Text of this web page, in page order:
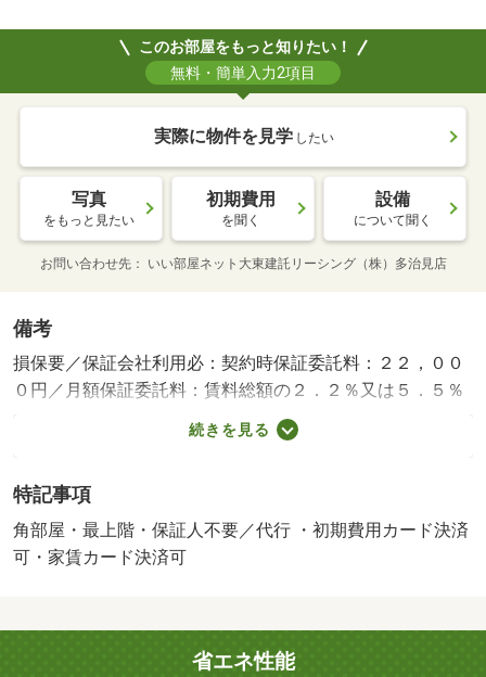
このお部屋をもっと知りたい！
無料・簡単入力2項目
実際に物件を見学 したい
写真
をもっと見たい
初期費用
を聞く
設備
について聞く
お問い合わせ先 いい部屋ネット大東建託リーシング（株）多治見店
備考
損保要／保証会社利用必：契約時保証委託料：２２，００
０円／月額保証委託料：賃料総額の２．２％又は５．５％
／退去時クリーニング費用￥６００００が契約時必要。貸
主インボイス登録あり／更新事務手数料２２０００円／ｒ
００円／バストイレ別／バルコニー／エアコン／クロゼッ
ト／フローリング／シャワー付洗面台／ＴＶインターホン
／浴室乾燥機／室内洗濯置／シューズボックス／追焚機能
要／ネット使用料不要／浄水器／電子キー／プロパンガス
／ＢＳ／ＩＴ重説 対応物件／ＬＧＢＴフレンドリー／初
続きを見る
特記事項
角部屋・最上階・保証人不要／代行 ・初期費用カード決済
可・家賃カード決済可
省エネ性能